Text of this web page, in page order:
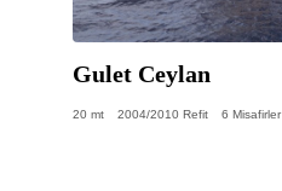
Gulet Ceylan
20 mt 2004/2010 Refit 6 Misafirler